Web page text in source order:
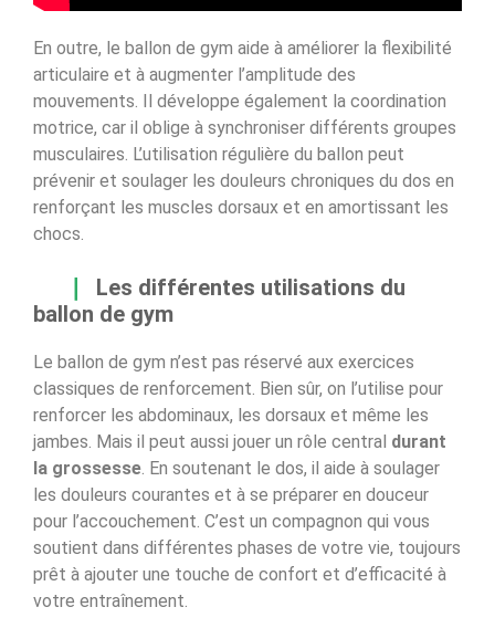
En outre, le ballon de gym aide à améliorer la flexibilité
articulaire et à augmenter l’amplitude des
mouvements. Il développe également la coordination
motrice, car il oblige à synchroniser différents groupes
musculaires. L’utilisation régulière du ballon peut
prévenir et soulager les douleurs chroniques du dos en
renforçant les muscles dorsaux et en amortissant les
chocs.
Les différentes utilisations du
ballon de gym
Le ballon de gym n’est pas réservé aux exercices
classiques de renforcement. Bien sûr, on l’utilise pour
renforcer les abdominaux, les dorsaux et même les
jambes. Mais il peut aussi jouer un rôle central durant
la grossesse. En soutenant le dos, il aide à soulager
les douleurs courantes et à se préparer en douceur
pour l’accouchement. C’est un compagnon qui vous
soutient dans différentes phases de votre vie, toujours
prêt à ajouter une touche de confort et d’efficacité à
votre entraînement.